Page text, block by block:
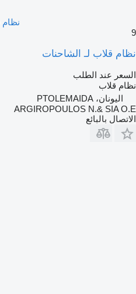
نظام
9
نظام قلاب لـ الشاحنات
السعر عند الطلب
نظام قلاب
اليونان، PTOLEMAIDA
ARGIROPOULOS N.& SIA O.E
الاتصال بالبائع